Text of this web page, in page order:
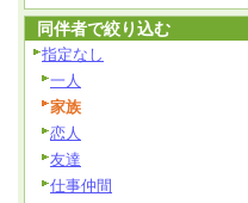
同伴者で絞り込む
指定なし
一人
家族
恋人
友達
仕事仲間